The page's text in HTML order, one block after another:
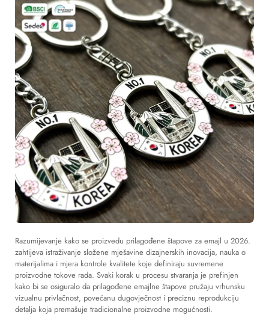
Razumijevanje kako se proizvedu prilagođene štapove za emajl u 2026.
zahtijeva istraživanje složene mješavine dizajnerskih inovacija, nauka o
materijalima i mjera kontrole kvalitete koje definiraju suvremene
proizvodne tokove rada. Svaki korak u procesu stvaranja je prefinjen
kako bi se osiguralo da prilagođene emajlne štapove pružaju vrhunsku
vizualnu privlačnost, povećanu dugovječnost i preciznu reprodukciju
detalja koja premašuje tradicionalne proizvodne mogućnosti.